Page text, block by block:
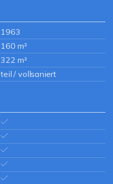
1963
160 m²
322 m²
teil / vollsaniert